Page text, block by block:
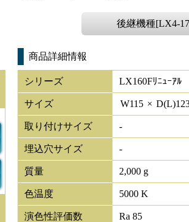
後継機種[LX4-
商品詳細情報
シリーズ LX160Fﾘﾆｭｰｱﾙ
サイズ W115 × D(L)
取り付けサイズ -
埋込穴サイズ -
質量 2,000 g
色温度 5000 K
演色性評価数 Ra 85